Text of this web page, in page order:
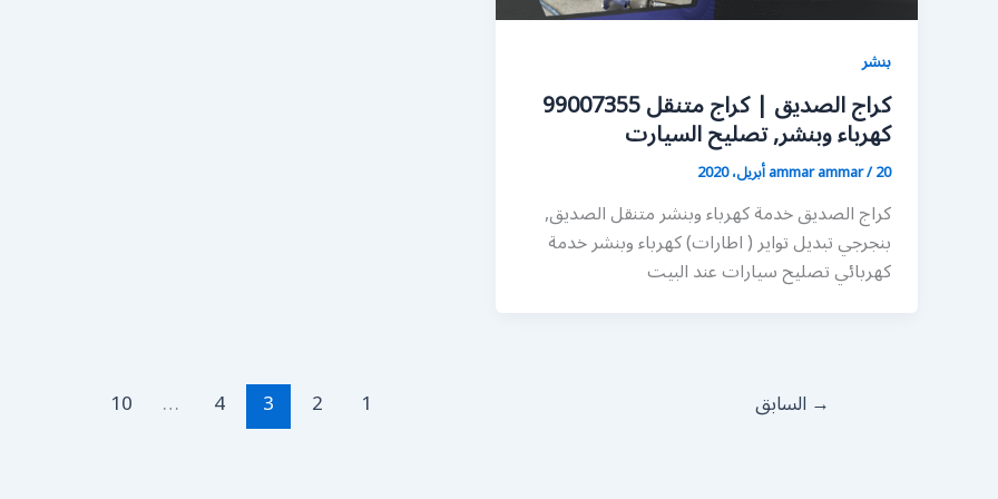
بنشر
كراج الصديق | كراج متنقل 99007355
كهرباء وبنشر, تصليح السيارت
ammar ammar/20 أبريل، 2020
كراج الصديق خدمة كهرباء وبنشر متنقل الصديق,
بنجرجي تبديل تواير ( اطارات) كهرباء وبنشر خدمة
كهربائي تصليح سيارات عند البيت
→ السابق 1
2
3
4
…
10